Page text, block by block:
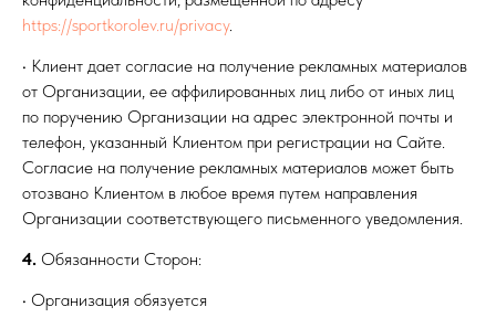
https://sportkorolev.ru/privacy.
• Клиент дает согласие на получение рекламных материалов
от Организации, ее аффилированных лиц либо от иных лиц
по поручению Организации на адрес электронной почты и
телефон, указанный Клиентом при регистрации на Сайте.
Согласие на получение рекламных материалов может быть
отозвано Клиентом в любое время путем направления
Организации соответствующего письменного уведомления.
4. Обязанности Сторон:
• Организация обязуется